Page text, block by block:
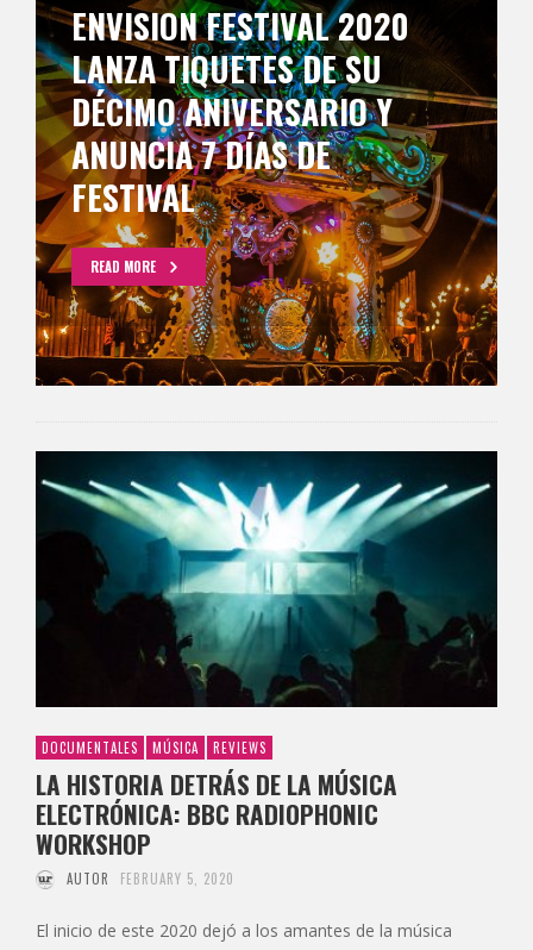
ENVISION FESTIVAL 2020
LANZA TIQUETES DE SU
DÉCIMO ANIVERSARIO Y
ANUNCIA 7 DÍAS DE
FESTIVAL
READ MORE
DOCUMENTALES MÚSICA REVIEWS
LA HISTORIA DETRÁS DE LA MÚSICA
ELECTRÓNICA: BBC RADIOPHONIC
WORKSHOP
AUTOR FEBRUARY 5, 2020
El inicio de este 2020 dejó a los amantes de la música